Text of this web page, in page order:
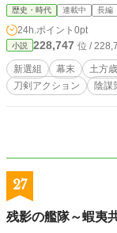
歴史・時代 連載中 長編
24h.ポイント 0pt
小説 228,747 位 /
新選組 幕末 土方
刀剣アクション
陰謀
27
残影の艦隊～蝦夷